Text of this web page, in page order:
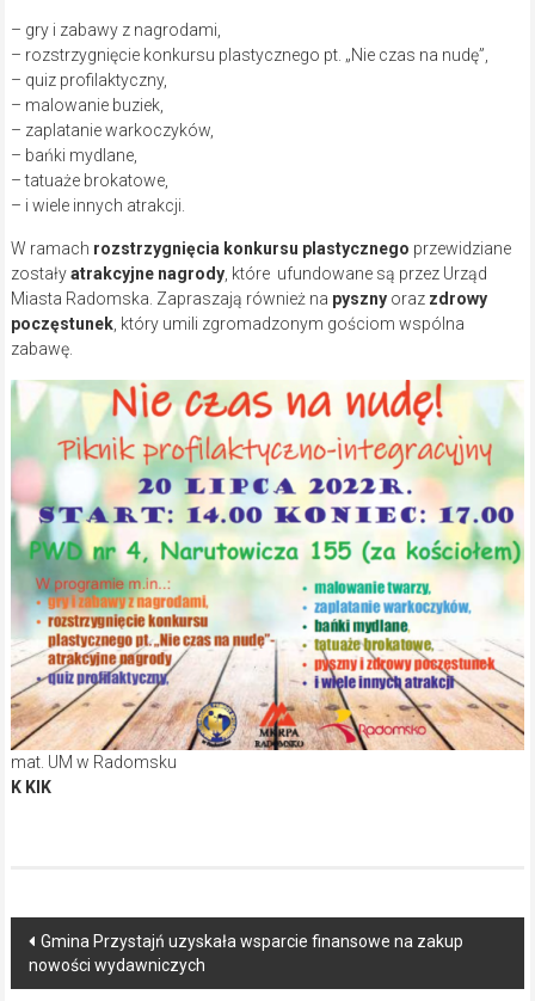
– gry i zabawy z nagrodami,
– rozstrzygnięcie konkursu plastycznego pt. „Nie czas na nudę”,
– quiz profilaktyczny,
– malowanie buziek,
– zaplatanie warkoczyków,
– bańki mydlane,
– tatuaże brokatowe,
– i wiele innych atrakcji.
W ramach rozstrzygnięcia konkursu plastycznego przewidziane
zostałyatrakcyjne nagrody, które ufundowane są przez Urząd
Miasta Radomska. Zapraszają również na pysznyoraz zdrowy
poczęstunek, który umili zgromadzonym gościom wspólna
zabawę.
mat. UM w Radomsku
K KIK
Post
navigation
Gmina Przystajń uzyskała wsparcie finansowe na zakup
nowości wydawniczych